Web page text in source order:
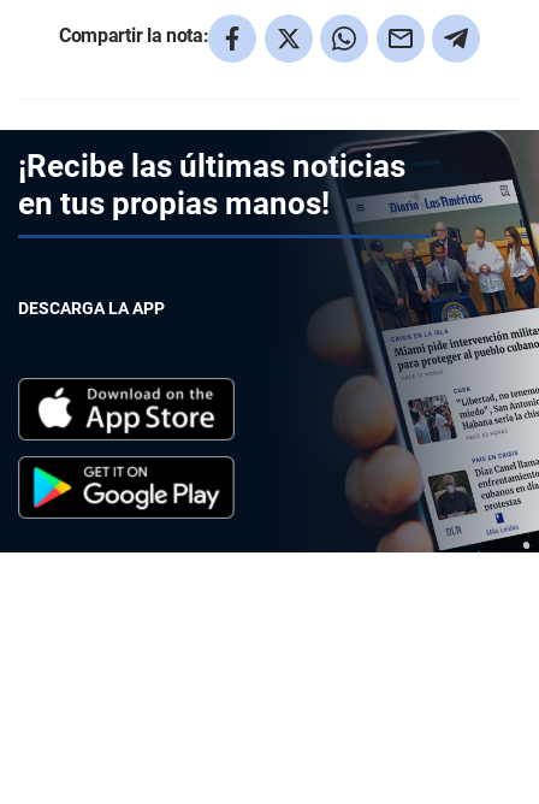
Compartir la nota:
¡Recibe las últimas noticias
en tus propias manos!
DESCARGA LA APP